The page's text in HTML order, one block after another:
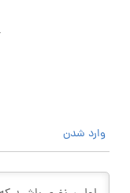
وارد شدن